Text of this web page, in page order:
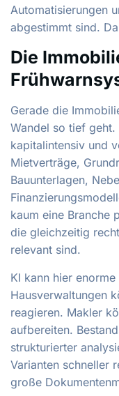
Automatisierungen
abgestimmt sind.
Die
Gerade die
Wandel so tief
kapitalintensiv und
Mietverträge,
Bauunterlagen,
kaum eine Branche
die gleichzeitig
relevant sind.
KI kann hier
Hausverwaltungen
reagieren. Makler
aufbereiten.
strukturierter
Varianten schneller
große